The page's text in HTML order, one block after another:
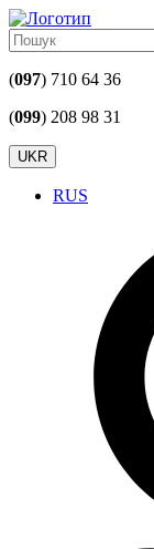
(097) 710 64 36
(099) 208 98 31
UKR
RUS